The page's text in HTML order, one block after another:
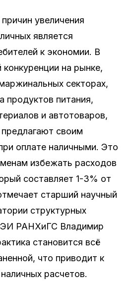
увеличения
является
к экономии. В
на рынке,
секторах,
продуктов питания,
и автотоваров,
своим
оплате наличными. Это
избежать расходов
составляет 1-3% от
старший научный
структурных
РАНХиГС Владимир
становится всё
что приводит к
расчетов.